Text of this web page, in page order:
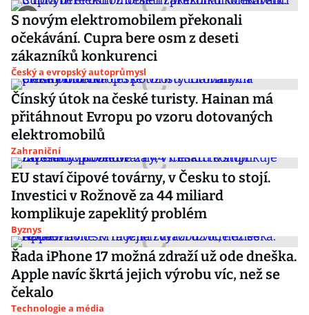
S novým elektromobilem překonali
očekávání. Cupra bere osm z deseti
zákazníků konkurenci
Český a evropský autoprůmysl
Čínský útok na české turisty. Hainan má
přitáhnout Evropu po vzoru dotovaných
elektromobilů
Zahraniční
EU staví čipové továrny, v Česku to stojí.
Investici v Rožnově za 44 miliard
komplikuje zapeklitý problém
Byznys
Řada iPhone 17 možná zdraží už ode dneška.
Apple navíc škrtá jejich výrobu víc, než se
čekalo
Technologie a média